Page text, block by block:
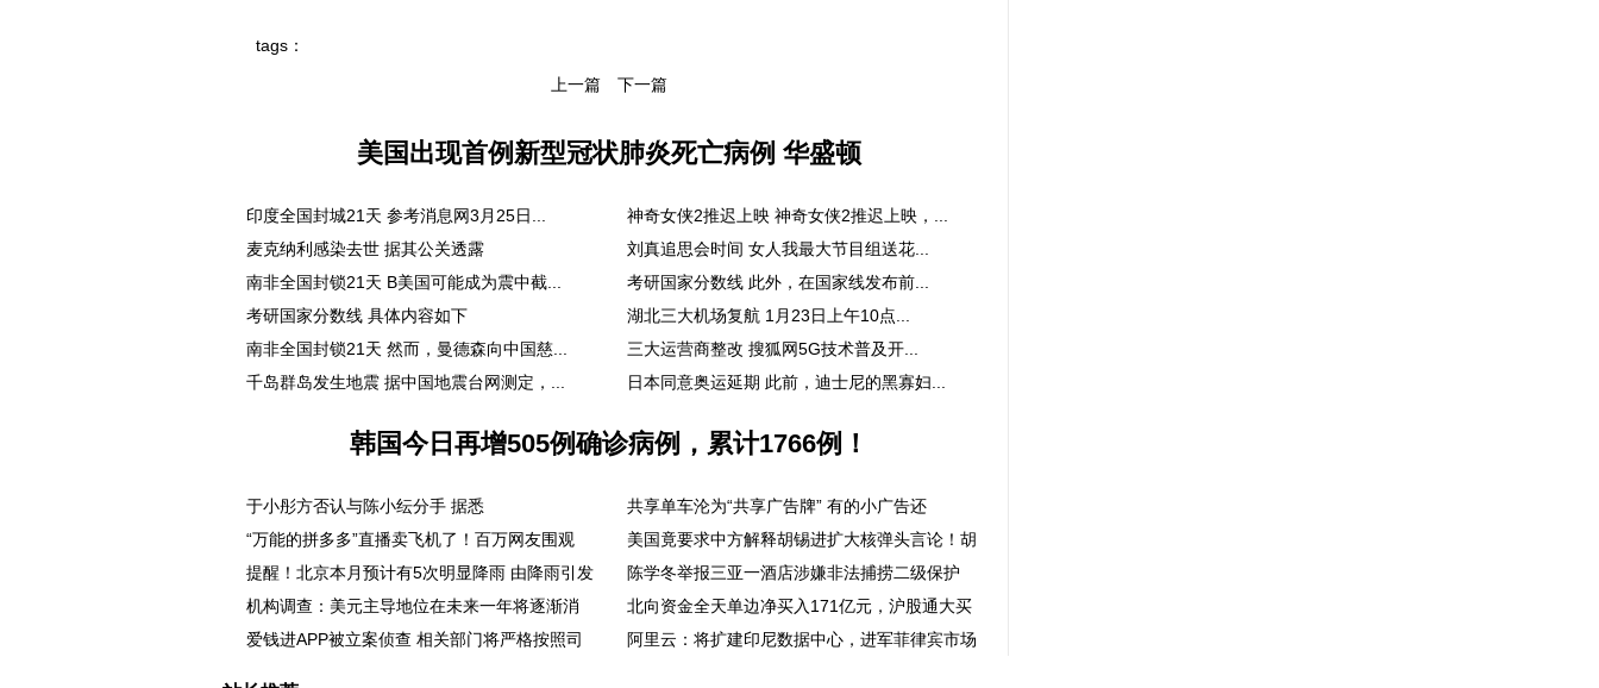
tags：
上一篇 下一篇
美国出现首例新型冠状肺炎死亡病例 华盛顿
印度全国封城21天 参考消息网3月25日...
神奇女侠2推迟上映 神奇女侠2推迟上映，...
麦克纳利感染去世 据其公关透露
刘真追思会时间 女人我最大节目组送花...
南非全国封锁21天 B美国可能成为震中截...
考研国家分数线 此外，在国家线发布前...
考研国家分数线 具体内容如下
湖北三大机场复航 1月23日上午10点...
南非全国封锁21天 然而，曼德森向中国慈...
三大运营商整改 搜狐网5G技术普及开...
千岛群岛发生地震 据中国地震台网测定，...
日本同意奥运延期 此前，迪士尼的黑寡妇...
韩国今日再增505例确诊病例，累计1766例！
于小彤方否认与陈小纭分手 据悉
共享单车沦为“共享广告牌” 有的小广告还
“万能的拼多多”直播卖飞机了！百万网友围观
美国竟要求中方解释胡锡进扩大核弹头言论！胡
提醒！北京本月预计有5次明显降雨 由降雨引发
陈学冬举报三亚一酒店涉嫌非法捕捞二级保护
机构调查：美元主导地位在未来一年将逐渐消
北向资金全天单边净买入171亿元，沪股通大买
爱钱进APP被立案侦查 相关部门将严格按照司
阿里云：将扩建印尼数据中心，进军菲律宾市场